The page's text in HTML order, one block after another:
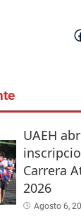
UAEH
Carrera
2026
Agosto 6,